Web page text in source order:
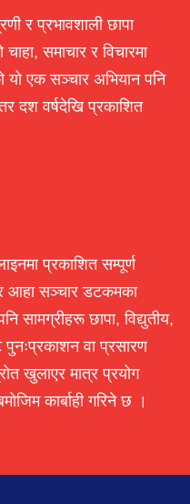
र प्रभावशाली छापा
समाचार र विचारमा
यो एक सञ्चार अभियान पनि
दश वर्षदेखि प्रकाशित
प्रकाशित सम्पूर्ण
आहा सञ्चार डटकमका
सामग्रीहरू छापा, विद्युतीय,
पुनःप्रकाशन वा प्रसारण
खुलाएर मात्र प्रयोग
कार्बाही गरिने छ ।